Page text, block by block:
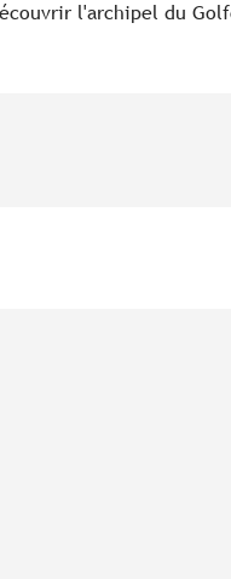
l'archipel du